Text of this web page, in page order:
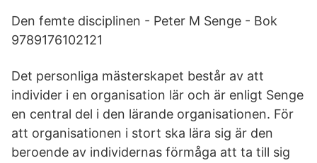
Den femte disciplinen - Peter M Senge - Bok
9789176102121
Det personliga mästerskapet består av att
individer i en organisation lär och är enligt Senge
en central del i den lärande organisationen. För
att organisationen i stort ska lära sig är den
beroende av individernas förmåga att ta till sig